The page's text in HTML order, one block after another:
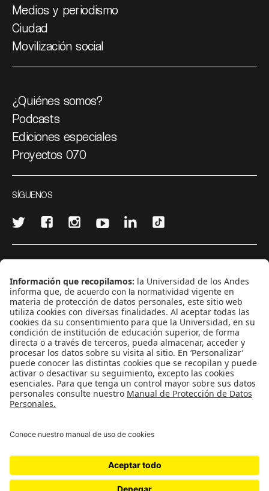
Medios y periodismo
Ciudad
Movilización social
¿Quiénes somos?
Podcasts
Ediciones especiales
Proyectos 070
SÍGUENOS
CONTÁCTANOS
cerosetenta@uniandes.edu.co
BOGOTÁ, COLOMBIA
NEWSLETTER